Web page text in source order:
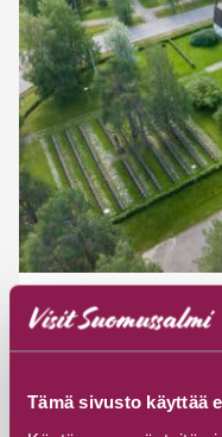
Tämä sivusto käyttää
Salmentie 1,